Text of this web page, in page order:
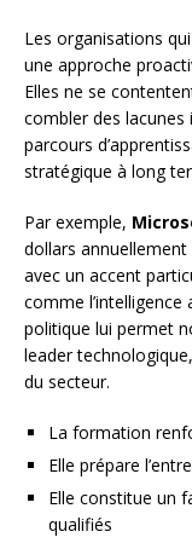
Les organisations
une approche
Elles ne se
combler des
parcours
stratégique à long
Par exemple,
dollars
avec un accent
comme
politique lui permet
leader
du secteur.
La formation
Elle prépare
Elle constitue un
qualifiés